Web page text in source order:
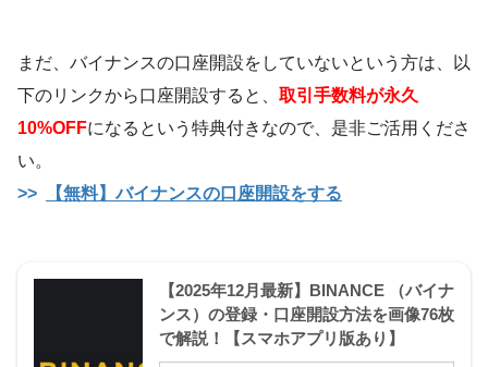
まだ、バイナンスの口座開設をしていないという方は、以
下のリンクから口座開設すると、 取引手数料が永久
10%OFFになるという特典付きなので、是非ご活用くださ
い。
【無料】バイナンスの口座開設をする
【2025年12月最新】BINANCE （バイナ
ンス）の登録・口座開設方法を画像76枚
で解説！【スマホアプリ版あり】